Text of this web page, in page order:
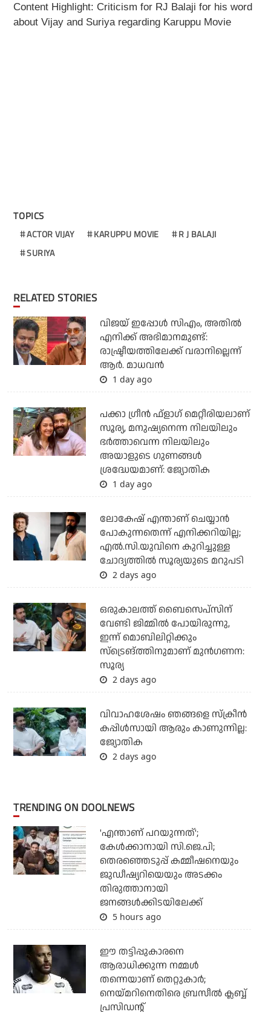
Content Highlight: Criticism for RJ Balaji for his word
about Vijay and Suriya regarding Karuppu Movie
TOPICS
ACTOR VIJAY KARUPPU MOVIE
R J BALAJI
SURIYA
RELATED STORIES
വിജയ് ഇപ്പോൾ സിഎം, അതിൽ
എനിക്ക് അഭിമാനമുണ്ട്:
രാഷ്ട്രീയത്തിലേക്ക് വരാനില്ലെന്ന്
ആർ. മാധവൻ
1 day ago
പക്കാ ഗ്രീന്‍ ഫ്‌ളാഗ് മെറ്റീരിയലാണ്
സൂര്യ, മനുഷ്യനെന്ന നിലയിലും
ഭര്‍ത്താവെന്ന നിലയിലും
അയാളുടെ ഗുണങ്ങള്‍
ശ്രദ്ധേയമാണ്: ജ്യോതിക
1 day ago
ലോകേഷ് എന്താണ് ചെയ്യാന്‍
പോകുന്നതെന്ന് എനിക്കറിയില്ല;
എല്‍.സി.യുവിനെ കുറിച്ചുള്ള
ചോദ്യത്തില്‍ സൂര്യയുടെ മറുപടി
2 days ago
ഒരുകാലത്ത് ബൈസെപ്സിന്
വേണ്ടി ജിമ്മിൽ പോയിരുന്നു,
ഇന്ന് മൊബിലിറ്റിക്കും
സ്ട്രെങ്ത്തിനുമാണ് മുൻഗണന:
സൂര്യ
2 days ago
വിവാഹശേഷം ഞങ്ങളെ സ്ക്രീൻ
കപ്പിൾസായി ആരും കാണുന്നില്ല:
ജ്യോതിക
2 days ago
TRENDING ON DOOLNEWS
'എന്താണ് പറയുന്നത്';
കേള്‍ക്കാനായി സി.ജെ.പി;
തെരഞ്ഞെടുപ്പ് കമ്മീഷനെയും
ജുഡീഷ്യറിയെയും അടക്കം
തിരുത്താനായി
ജനങ്ങള്‍ക്കിടയിലേക്ക്
5 hours ago
ഈ തട്ടിപ്പുകാരനെ
ആരാധിക്കുന്ന നമ്മള്‍
തന്നെയാണ് തെറ്റുകാര്‍;
നെയ്മറിനെതിരെ ബ്രസീല്‍ ക്ലബ്ബ്
പ്രസിഡന്റ്